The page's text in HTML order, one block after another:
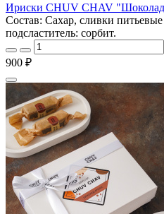
Ириски CHUV CHAV
Состав: Сахар, сливки
подсластитель: сорбит.
900 ₽